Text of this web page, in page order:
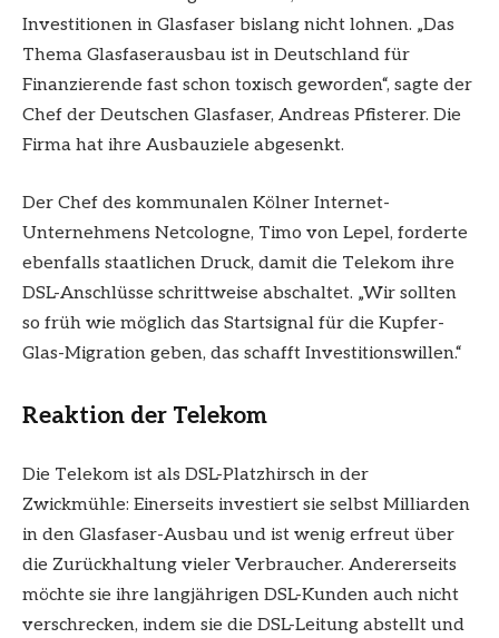
Investitionen in Glasfaser bislang nicht lohnen. „Das
Thema Glasfaserausbau ist in Deutschland für
Finanzierende fast schon toxisch geworden“, sagte der
Chef der Deutschen Glasfaser, Andreas Pfisterer. Die
Firma hat ihre Ausbauziele abgesenkt.
Der Chef des kommunalen Kölner Internet-
Unternehmens Netcologne, Timo von Lepel, forderte
ebenfalls staatlichen Druck, damit die Telekom ihre
DSL-Anschlüsse schrittweise abschaltet. „Wir sollten
so früh wie möglich das Startsignal für die Kupfer-
Glas-Migration geben, das schafft Investitionswillen.“
Reaktion der Telekom
Die Telekom ist als DSL-Platzhirsch in der
Zwickmühle: Einerseits investiert sie selbst Milliarden
in den Glasfaser-Ausbau und ist wenig erfreut über
die Zurückhaltung vieler Verbraucher. Andererseits
möchte sie ihre langjährigen DSL-Kunden auch nicht
verschrecken, indem sie die DSL-Leitung abstellt und